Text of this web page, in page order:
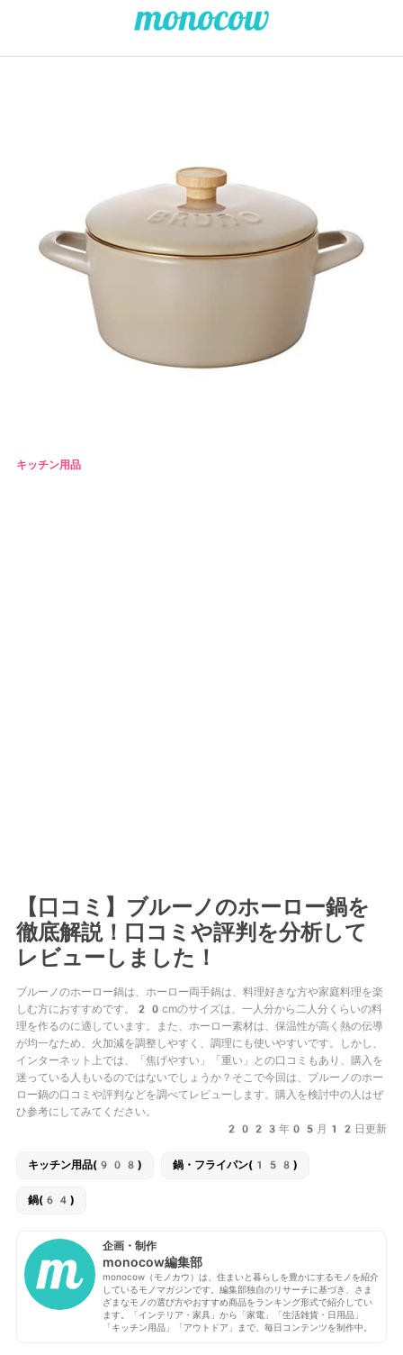
キッチン用品
【口コミ】ブルーノのホーロー鍋を
徹底解説！口コミや評判を分析して
レビューしました！
ブルーノのホーロー鍋は、ホーロー両手鍋は、料理好きな方や家庭料理を楽
しむ方におすすめです。20cmのサイズは、一人分から二人分くらいの料
理を作るのに適しています。また、ホーロー素材は、保温性が高く熱の伝導
が均一なため、火加減を調整しやすく、調理にも使いやすいです。しかし、
インターネット上では、「焦げやすい」「重い」との口コミもあり、購入を
迷っている人もいるのではないでしょうか？そこで今回は、ブルーノのホー
ロー鍋の口コミや評判などを調べてレビューします。購入を検討中の人はぜ
ひ参考にしてみてください。
2023年05月12日更新
キッチン用品(908) 鍋・フライパン(158)
鍋(64)
企画・制作
monocow編集部
monocow（モノカウ）は、住まいと暮らしを豊かにするモノを紹介
しているモノマガジンです。編集部独自のリサーチに基づき、さま
ざまなモノの選び方やおすすめ商品をランキング形式で紹介してい
ます。「インテリア・家具」から「家電」「生活雑貨・日用品」
「キッチン用品」「アウトドア」まで、毎日コンテンツを制作中。